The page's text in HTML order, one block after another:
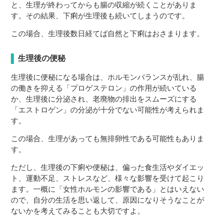
と、生理が終わってからも腸の収縮が続くことがありま
す。その結果、下痢が生理後も続いてしまうのです。
この場合、生理後数日経てば自然と下痢はおさまります。
生理後の便秘
生理後に便秘になる場合は、ホルモンバランスが乱れ、腸
の働きを抑える「プロゲステロン」の作用が続いている
か、生理後に分泌され、老廃物の排出をスムーズにする
「エストロゲン」の分泌が十分でない可能性が考えられま
す。
この場合、生理があっても無排卵性である可能性もありま
す。
ただし、生理後の下痢や便秘は、偏った食生活やダイエッ
ト、運動不足、ストレスなど、様々な影響を受けて起こり
ます。一概に「女性ホルモンの影響である」とはいえない
ので、自分の生活を思い返して、原因になりそうなことが
ないかを考えてみることも大切ですよ。